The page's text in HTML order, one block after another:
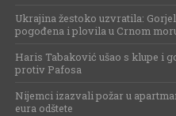
Ukrajina žestoko uzvratila:
pogođena i plovila u Crnom
Haris Tabaković ušao s klupe i
protiv Pafosa
Nijemci izazvali požar u
eura odštete